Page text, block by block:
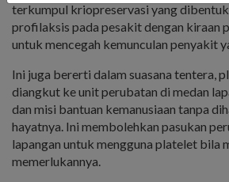
terkumpul kriopreservasi yang dibentuk
profilaksis pada pesakit dengan kiraan
untuk mencegah kemunculan penyakit
Ini juga bererti dalam suasana tentera,
diangkut ke unit perubatan di medan
dan misi bantuan kemanusiaan tanpa
hayatnya. Ini membolehkan pasukan
lapangan untuk mengguna platelet bila
memerlukannya.